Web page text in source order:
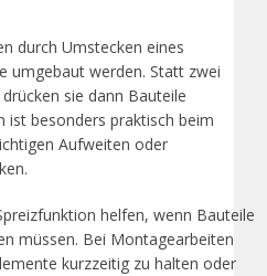
durch Umstecken eines
umgebaut werden. Statt zwei
sie dann Bauteile
ist besonders praktisch beim
Aufweiten oder
helfen, wenn Bauteile
müssen. Bei Montagearbeiten
kurzzeitig zu halten oder